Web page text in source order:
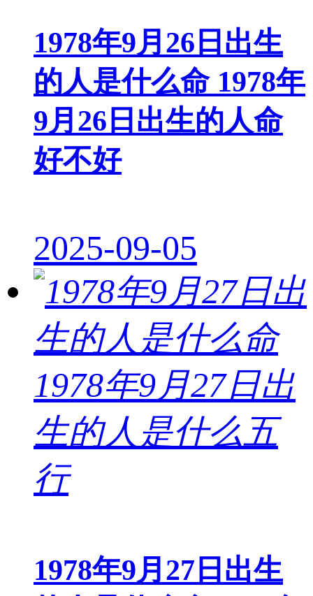
1978年9月26日出生
的人是什么命 1978年
9月26日出生的人命
好不好
2025-09-05
1978年9月27日出生